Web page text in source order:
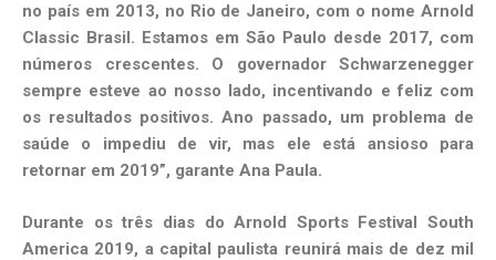
no país em 2013, no Rio de Janeiro, com o nome Arnold
Classic Brasil. Estamos em São Paulo desde 2017, com
números crescentes. O governador Schwarzenegger
sempre esteve ao nosso lado, incentivando e feliz com
os resultados positivos. Ano passado, um problema de
saúde o impediu de vir, mas ele está ansioso para
retornar em 2019”, garante Ana Paula.
Durante os três dias do Arnold Sports Festival South
America 2019, a capital paulista reunirá mais de dez mil